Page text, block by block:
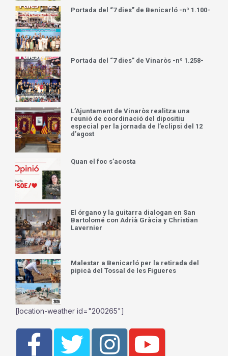
Portada del “7 dies” de Benicarló -nº 1.100-
Portada del “7 dies” de Vinaròs -nº 1.258-
L’Ajuntament de Vinaròs realitza una
reunió de coordinació del dipositiu
especial per la jornada de l’eclipsi del 12
d’agost
Quan el foc s’acosta
El órgano y la guitarra dialogan en San
Bartolomé con Adrià Gràcia y Christian
Lavernier
Malestar a Benicarló per la retirada del
pipicà del Tossal de les Figueres
[location-weather id="200265"]